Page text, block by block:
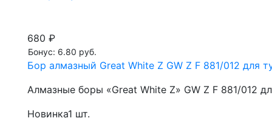
680 ₽
Бонус: 6.80 руб.
Бор алмазный Great White Z GW Z F 881/012 для
Алмазные боры «Great White Z» GW Z F 881/012
Новинка1 шт.